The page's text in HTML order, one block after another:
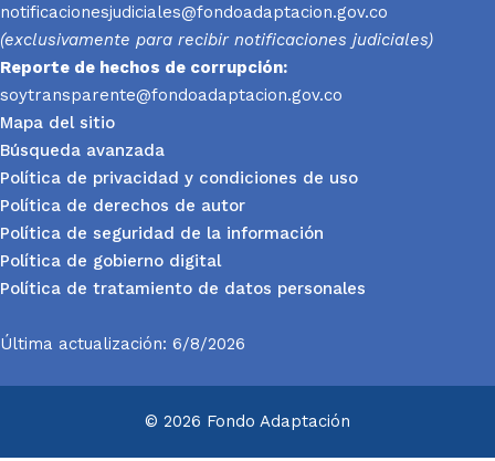
notificacionesjudiciales@fondoadaptacion.gov.co
(exclusivamente para recibir notificaciones judiciales)
Reporte de hechos de corrupción:
soytransparente@fondoadaptacion.gov.co
Mapa del sitio
Búsqueda avanzada
Política de privacidad y condiciones de uso
Política de derechos de autor
Política de seguridad de la información
Política de gobierno digital
Política de tratamiento de datos personales
Última actualización: 6/8/2026
© 2026 Fondo Adaptación